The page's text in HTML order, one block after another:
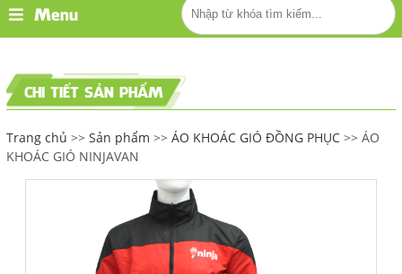
Menu
CHI TIẾT SẢN PHẨM
Trang chủ >> Sản phẩm >> ÁO KHOÁC GIÓ ĐỒNG PHỤC>> ÁO
KHOÁC GIÓ NINJAVAN